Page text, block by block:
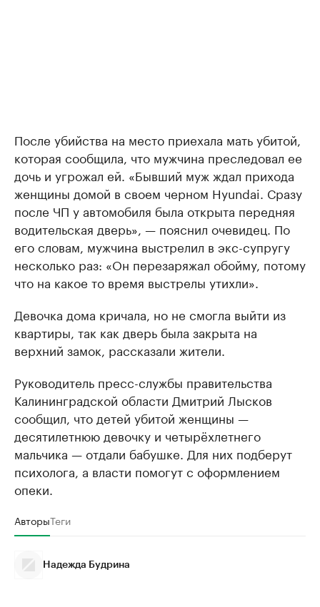
После убийства на место приехала мать убитой,
которая сообщила, что мужчина преследовал ее
дочь и угрожал ей. «Бывший муж ждал прихода
женщины домой в своем черном Hyundai. Сразу
после ЧП у автомобиля была открыта передняя
водительская дверь», — пояснил очевидец. По
его словам, мужчина выстрелил в экс-супругу
несколько раз: «Он перезаряжал обойму, потому
что на какое то время выстрелы утихли».
Девочка дома кричала, но не смогла выйти из
квартиры, так как дверь была закрыта на
верхний замок, рассказали жители.
Руководитель пресс-службы правительства
Калининградской области Дмитрий Лысков
сообщил, что детей убитой женщины —
десятилетнюю девочку и четырёхлетнего
мальчика — отдали бабушке. Для них подберут
психолога, а власти помогут с оформлением
опеки.
АвторыТеги
Надежда Будрина